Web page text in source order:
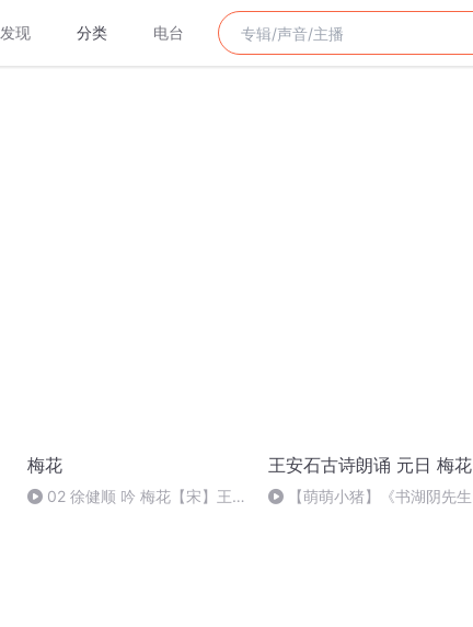
发现 分类 电台
梅花
02 徐健顺 吟 梅花【宋】王
王安石古诗朗诵 元日 梅花
【萌萌小猪】《书湖阴先生